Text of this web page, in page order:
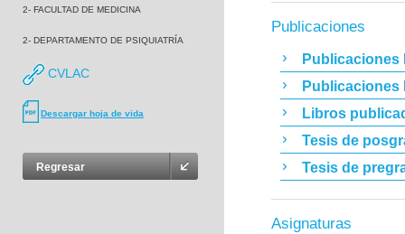
2- FACULTAD DE MEDICINA
2- DEPARTAMENTO DE PSIQUIATRÍA
CVLAC
Descargar hoja de vida
Regresar
Publicaciones
Publicaciones
Publicaciones
Libros
Tesis de
Tesis de
Asignaturas